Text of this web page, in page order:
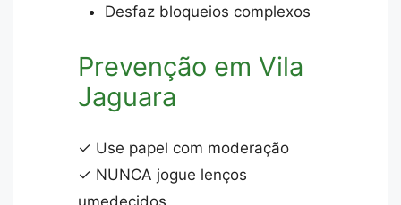
Desfaz bloqueios complexos
Prevenção em Vila
Jaguara
✓ Use papel com moderação
✓ NUNCA jogue lenços